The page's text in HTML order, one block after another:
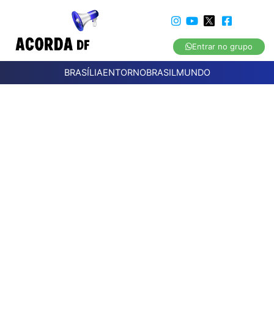
Entrar no grupo
BRASÍLIAENTORNOBRASILMUNDO